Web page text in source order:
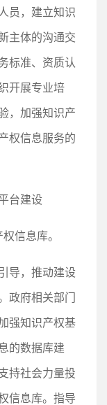
员，建立知识
主体的沟通交
标准、资质认
开展专业培
，加强知识产
权信息服务的
台建设
信息库。
导，推动建设
政府相关部门
强知识产权基
的数据库建
持社会力量投
信息库。指导